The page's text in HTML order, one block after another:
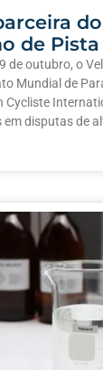
de Pista
de outubro, o
Mundial de
Cycliste
em disputas de